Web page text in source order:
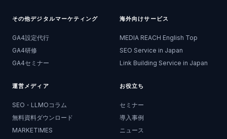
その他デジタルマーケティング
GA4設定代行
GA4研修
GA4セミナー
海外向けサービス
MEDIA REACH English Top
SEO Service in Japan
Link Building Service in Japan
運営メディア
SEO・LLMOコラム
無料資料ダウンロード
MARKETIMES
お役立ち
セミナー
導入事例
ニュース